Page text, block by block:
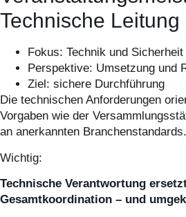
Technische Leitung
Fokus: Technik und Sicherheit
Perspektive: Umsetzung und
Ziel: sichere Durchführung
Die technischen Anforderungen
Vorgaben wie der
an anerkannten Branchenstandards.
Wichtig:
Technische Verantwortung
Gesamtkoordination – und